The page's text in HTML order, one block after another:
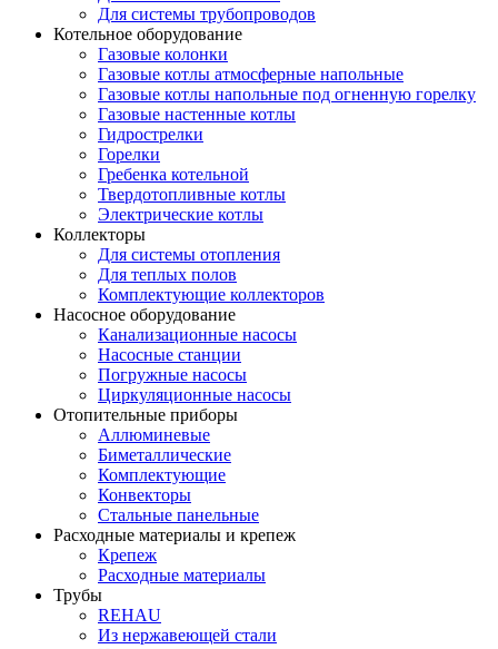
Для системы трубопроводов
Котельное оборудование
Газовые колонки
Газовые котлы атмосферные напольные
Газовые котлы напольные под огненную горелку
Газовые настенные котлы
Гидрострелки
Горелки
Гребенка котельной
Твердотопливные котлы
Электрические котлы
Коллекторы
Для системы отопления
Для теплых полов
Комплектующие коллекторов
Насосное оборудование
Канализационные насосы
Насосные станции
Погружные насосы
Циркуляционные насосы
Отопительные приборы
Аллюминевые
Биметаллические
Комплектующие
Конвекторы
Стальные панельные
Расходные материалы и крепеж
Крепеж
Расходные материалы
Трубы
REHAU
Из нержавеющей стали